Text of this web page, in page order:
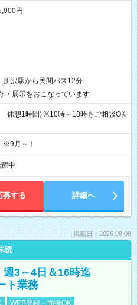
円
所沢駅から民間バス12分
・展示をおこなっています
休憩1時間) ※10時～18時もご相談OK
月～！
中
募する 詳細へ
掲載日：2026.08.08
読
3～4日＆16時迄
ト業務
WEB登録・面接OK